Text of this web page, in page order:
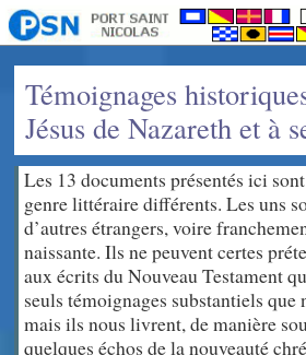
Témoignages
Jésus de Nazareth et à
Les 13 documents présentés ici
genre littéraire différents. Les uns
d’autres étrangers, voire
naissante. Ils ne peuvent certes
aux écrits du Nouveau Testament
seuls témoignages substantiels que
mais ils nous livrent, de manière
quelques échos de la nouveauté